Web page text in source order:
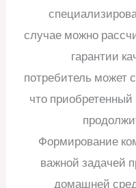
случае можно
гарантии
потребитель может
что приобретенный
Формирование
важной задачей
домашней